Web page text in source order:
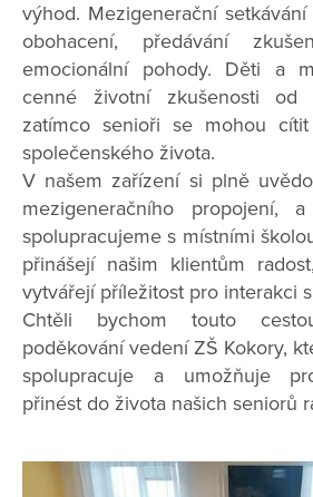
výhod. Mezigenerační
obohacení, předávání
emocionální pohody. Děti a
cenné životní zkušenosti od
zatímco senioři se mohou
společenského života.
V našem zařízení si plně
mezigeneračního propojení,
spolupracujeme s místními
přinášejí našim klientům
vytvářejí příležitost pro interakci
Chtěli bychom touto
poděkování vedení ZŠ Kokory,
spolupracuje a umožňuje
přinést do života našich seniorů